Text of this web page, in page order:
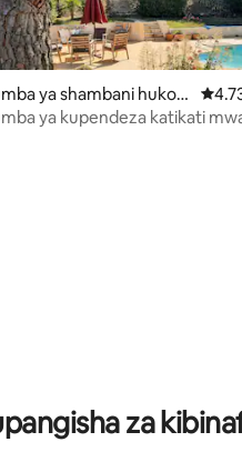
wa 4.86 kati ya 5, tathmini
ya shambani huko
ya kupendeza katikati
za